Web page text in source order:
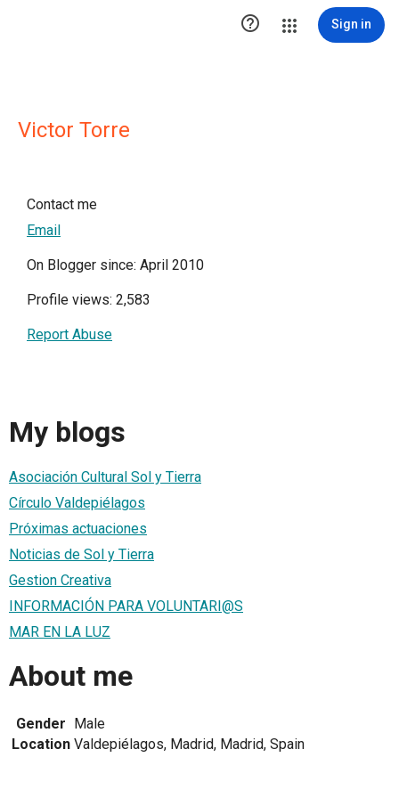
 Sign in
Victor Torre
Contact me
Email
On Blogger since: April 2010
Profile views: 2,583
Report Abuse
My blogs
Asociación Cultural Sol y Tierra
Círculo Valdepiélagos
Próximas actuaciones
Noticias de Sol y Tierra
Gestion Creativa
INFORMACIÓN PARA VOLUNTARI@S
MAR EN LA LUZ
About me
Gender Male
Location Valdepiélagos, Madrid, Madrid, Spain